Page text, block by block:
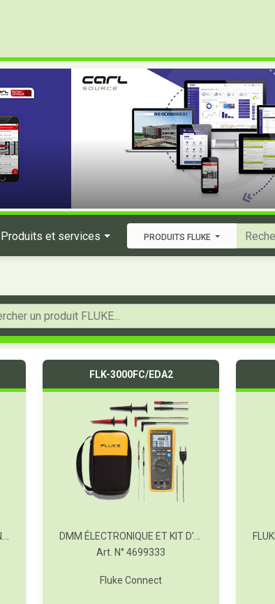
Produits et services PRODUITS FLUKE
MULTIMÈTRE NUMÉRIQUE SANS FIL FC
FLK-3000FC/EDA2
DMM ÉLECTRONIQUE ET KIT D'ACCESSOIRES 3000FC/EDA2
Art. N° 4699333
Fluke Connect